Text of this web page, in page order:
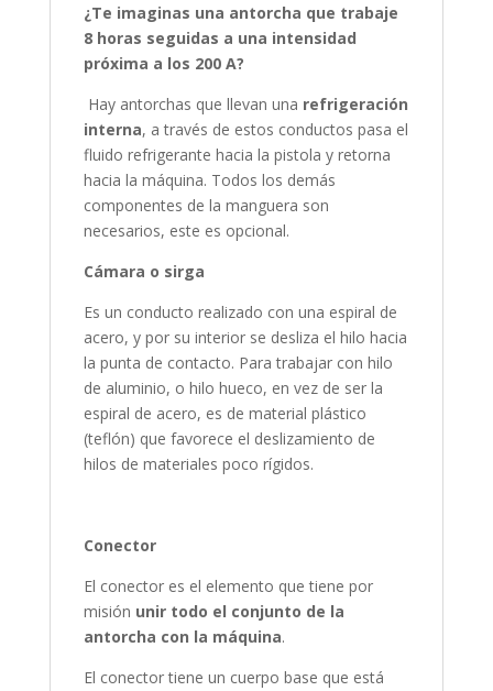
¿Te imaginas una antorcha que trabaje
8 horas seguidas a una intensidad
próxima a los 200 A?
Hay antorchas que llevan una refrigeración
interna, a través de estos conductos pasa el
fluido refrigerante hacia la pistola y retorna
hacia la máquina. Todos los demás
componentes de la manguera son
necesarios, este es opcional.
Cámara o sirga
Es un conducto realizado con una espiral de
acero, y por su interior se desliza el hilo hacia
la punta de contacto. Para trabajar con hilo
de aluminio, o hilo hueco, en vez de ser la
espiral de acero, es de material plástico
(teflón) que favorece el deslizamiento de
hilos de materiales poco rígidos.
Conector
El conector es el elemento que tiene por
misión unir todo el conjunto de la
antorcha con la máquina.
El conector tiene un cuerpo base que está